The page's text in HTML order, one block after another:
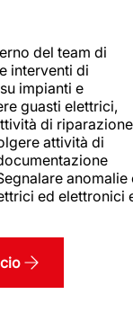
del team di
interventi di
impianti e
guasti elettrici,
di riparazione
attività di
anomalie
ed elettronici